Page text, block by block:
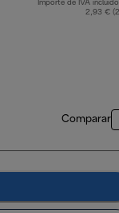
Importe de IVA
2,93 €
Comparar